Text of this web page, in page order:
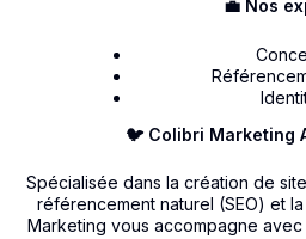
🐦 Colibri Marketing
Spécialisée dans la création de
référencement naturel (SEO) et
Marketing vous accompagne avec
💼 Nos